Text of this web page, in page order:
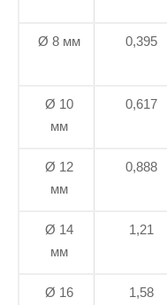
Ø 8 мм 0,395
Ø 10
мм
0,617
Ø 12
мм
0,888
Ø 14
мм
1,21
Ø 16
1,58